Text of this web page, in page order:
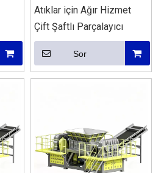
Atıklar için Ağır Hizmet
Çift Şaftlı Parçalayıcı
Sor